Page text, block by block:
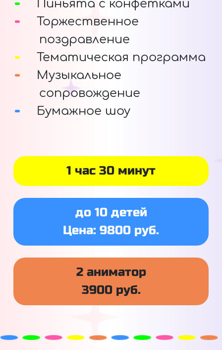
Пиньята с конфетками
Торжественное
поздравление
Тематическая программа
Музыкальное
сопровождение
Бумажное шоу
1 час 30 минут
до 10 детей
Цена: 9800 руб.
2 аниматор
3900 руб.